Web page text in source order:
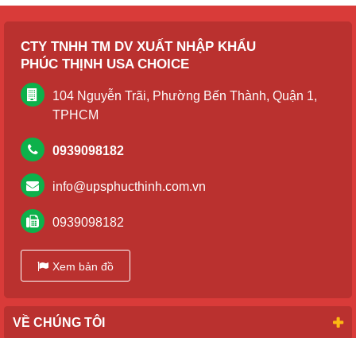
CTY TNHH TM DV XUẤT NHẬP KHẨU
PHÚC THỊNH USA CHOICE
104 Nguyễn Trãi, Phường Bến Thành, Quận 1,
TPHCM
0939098182
info@upsphucthinh.com.vn
0939098182
Xem bản đồ
VỀ CHÚNG TÔI